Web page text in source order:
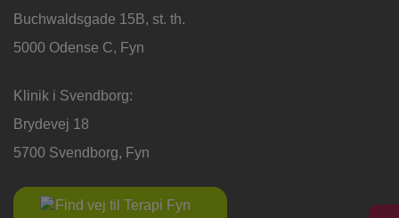
Buchwaldsgade 15B, st. th.
5000 Odense C, Fyn
Klinik i Svendborg:
Brydevej 18
5700 Svendborg, Fyn